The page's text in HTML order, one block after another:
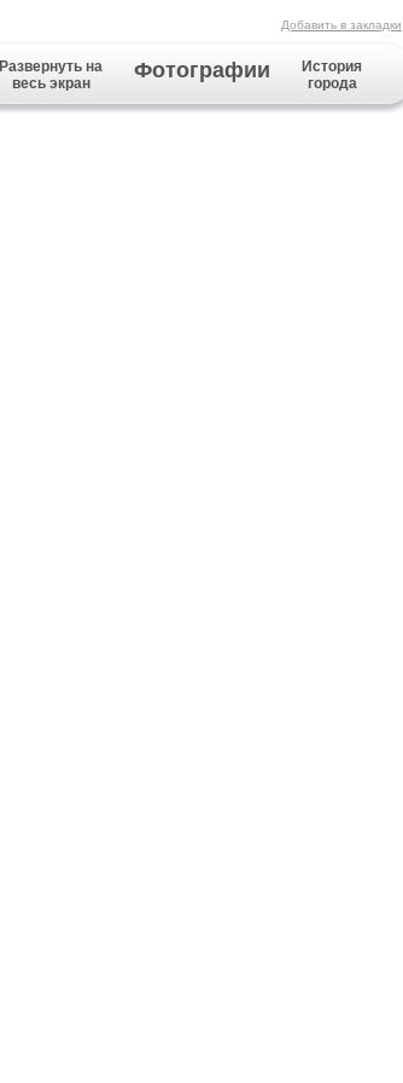
Добавить в закладки
Развернуть на
весь экран
Фотографии
История
города